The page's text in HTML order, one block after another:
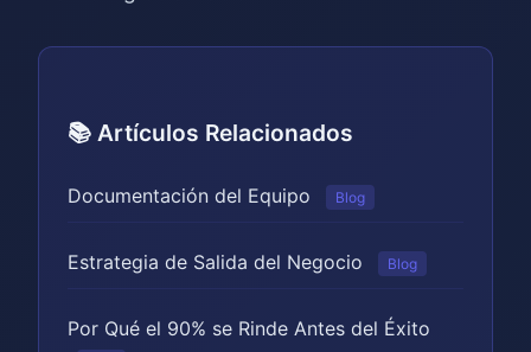
📚 Artículos Relacionados
Documentación del Equipo Blog
Estrategia de Salida del Negocio Blog
Por Qué el 90% se Rinde Antes del Éxito